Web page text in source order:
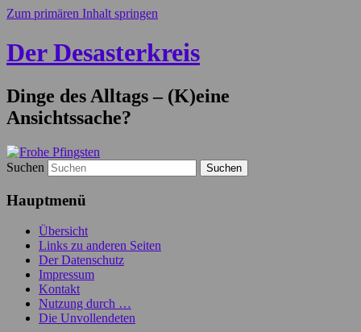
Zum primären Inhalt springen
Der Desasterkreis
Dinge des Alltags – (K)eine
Ansichtssache?
Suchen
Hauptmenü
Übersicht
Links zu anderen Seiten
Der Datenschutz
Impressum
Kontakt
Nutzung durch …
Die Unvollendeten